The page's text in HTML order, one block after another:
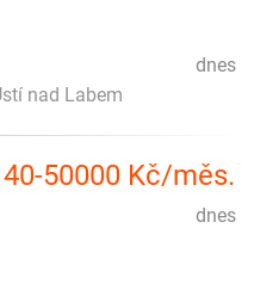
dnes
nad Labem
50000 Kč/měs.
dnes